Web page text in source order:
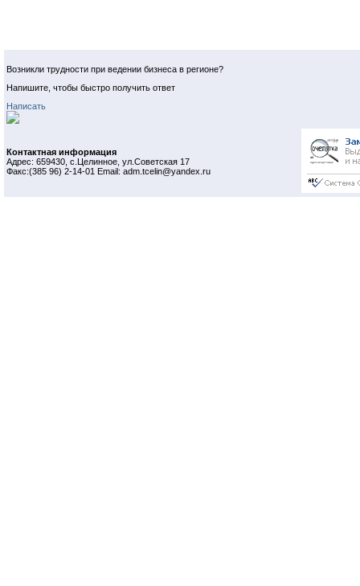
Возникли трудности при ведении бизнеса в регионе?
Напишите, чтобы быстро получить ответ
Написать
Контактная информация
Адрес: 659430, с.Целинное, ул.Советская 17
Факс:(385 96) 2-14-01 Email: adm.tcelin@yandex.ru